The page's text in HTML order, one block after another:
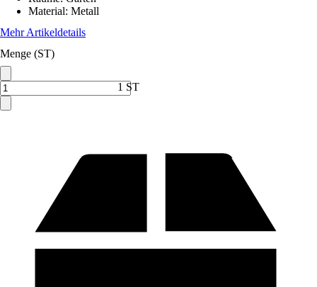
Material: Metall
Mehr Artikeldetails
Menge (ST)
1 ST